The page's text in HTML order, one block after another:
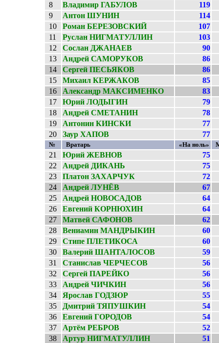
8
Владимир ГАБУЛОВ
119
9
Антон ШУНИН
114
10
Роман БЕРЕЗОВСКИЙ
107
11
Руслан НИГМАТУЛЛИН
103
12
Сослан ДЖАНАЕВ
90
13
Андрей САМОРУКОВ
86
14
Сергей ПЕСЬЯКОВ
86
15
Михаил КЕРЖАКОВ
85
16
Александр МАКСИМЕНКО
83
17
Юрий ЛОДЫГИН
79
18
Андрей СМЕТАНИН
78
19
Антонин КИНСКИ
77
20
Заур ХАПОВ 77
№ Вратарь «На ноль»
21 Юрий ЖЕВНОВ
75
22
Андрей ДИКАНЬ
75
23
Платон ЗАХАРЧУК
72
24
Андрей ЛУНЁВ
67
25
Андрей НОВОСАДОВ
64
26
Евгений КОРНЮХИН
64
27
Матвей САФОНОВ
62
28
Вениамин МАНДРЫКИН
60
29
Стипе ПЛЕТИКОСА
60
30
Валерий ШАНТАЛОСОВ
59
31
Станислав ЧЕРЧЕСОВ
56
32
Сергей ПАРЕЙКО
56
33
Андрей ЧИЧКИН
56
34
Ярослав ГОДЗЮР
55
35
Дмитрий ТЯПУШКИН
54
36
Евгений ГОРОДОВ
54
37
Артём РЕБРОВ
52
38
Артур НИГМАТУЛЛИН
51